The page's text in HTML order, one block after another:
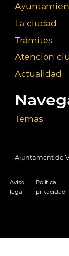
La ciudad
Trámites
Atención
Actualidad
Temas
Ajuntament de
Aviso
legal
Política
privacidad